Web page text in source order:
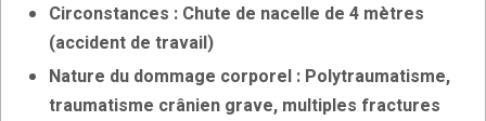
Circonstances : Chute de nacelle de 4 mètres
(accident de travail)
Nature du dommage corporel : Polytraumatisme,
traumatisme crânien grave, multiples fractures